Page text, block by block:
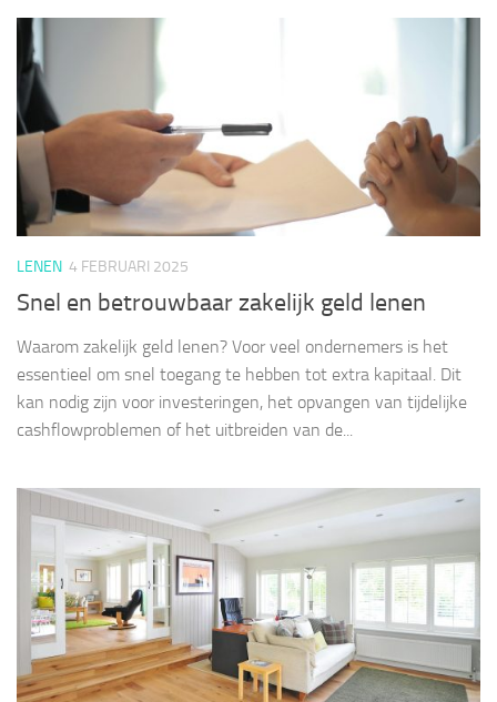
LENEN 4 FEBRUARI 2025
Snel en betrouwbaar zakelijk geld lenen
Waarom zakelijk geld lenen? Voor veel ondernemers is het
essentieel om snel toegang te hebben tot extra kapitaal. Dit
kan nodig zijn voor investeringen, het opvangen van tijdelijke
cashflowproblemen of het uitbreiden van de...